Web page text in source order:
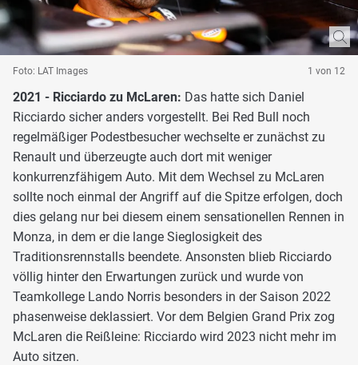
Foto: LAT Images 1 von 12
2021 - Ricciardo zu McLaren: Das hatte sich Daniel
Ricciardo sicher anders vorgestellt. Bei Red Bull noch
regelmäßiger Podestbesucher wechselte er zunächst zu
Renault und überzeugte auch dort mit weniger
konkurrenzfähigem Auto. Mit dem Wechsel zu McLaren
sollte noch einmal der Angriff auf die Spitze erfolgen, doch
dies gelang nur bei diesem einem sensationellen Rennen in
Monza, in dem er die lange Sieglosigkeit des
Traditionsrennstalls beendete. Ansonsten blieb Ricciardo
völlig hinter den Erwartungen zurück und wurde von
Teamkollege Lando Norris besonders in der Saison 2022
phasenweise deklassiert. Vor dem Belgien Grand Prix zog
McLaren die Reißleine: Ricciardo wird 2023 nicht mehr im
Auto sitzen.